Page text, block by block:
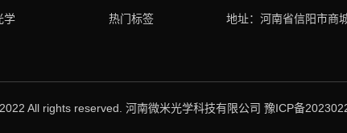
学 热门标签 地址：河南省信阳市商
All rights reserved. 河南微米光学科技有限公司 豫ICP备